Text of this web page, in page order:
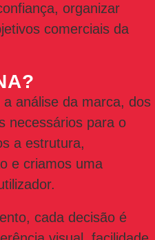
organizar
comerciais da
análise da marca, dos
necessários para o
a estrutura,
e criamos uma
cada decisão é